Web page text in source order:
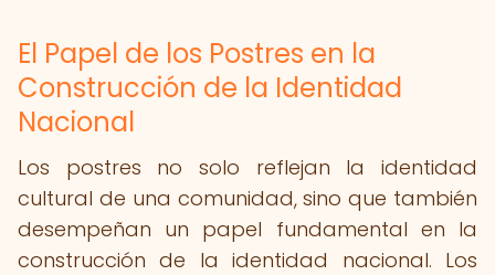
El Papel de los Postres en la
Construcción de la Identidad
Nacional
Los postres no solo reflejan la identidad
cultural de una comunidad, sino que también
desempeñan un papel fundamental en la
construcción de la identidad nacional. Los